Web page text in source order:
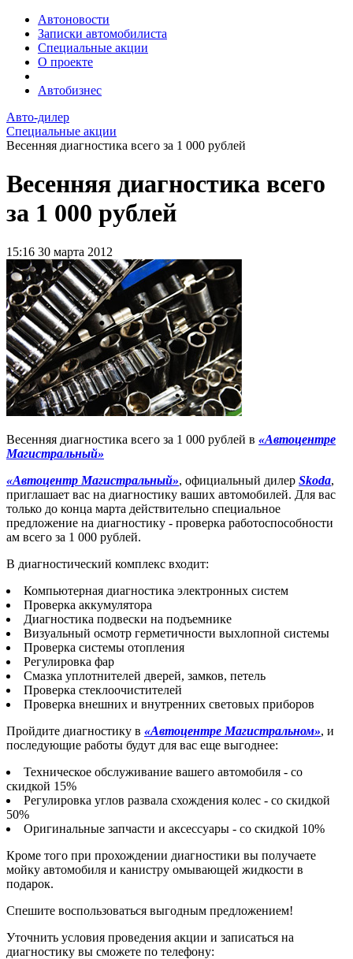
Автоновости
Записки автомобилиста
Специальные акции
О проекте
Автобизнес
Авто-дилер
Специальные акции
Весенняя диагностика всего за 1 000 рублей
Весенняя диагностика всего
за 1 000 рублей
15:16 30 марта 2012
Весенняя диагностика всего за 1 000 рублей в «Автоцентре
Магистральный»
«Автоцентр Магистральный», официальный дилер Skoda,
приглашает вас на диагностику ваших автомобилей. Для вас
только до конца марта действительно специальное
предложение на диагностику - проверка работоспособности
ам всего за 1 000 рублей.
В диагностический комплекс входит:
Компьютерная диагностика электронных систем
Проверка аккумулятора
Диагностика подвески на подъемнике
Визуальный осмотр герметичности выхлопной системы
Проверка системы отопления
Регулировка фар
Смазка уплотнителей дверей, замков, петель
Проверка стеклоочистителей
Проверка внешних и внутренних световых приборов
Пройдите диагностику в «Автоцентре Магистральном», и
последующие работы будут для вас еще выгоднее:
Техническое обслуживание вашего автомобиля - со
скидкой 15%
Регулировка углов развала схождения колес - со скидкой
50%
Оригинальные запчасти и аксессуары - со скидкой 10%
Кроме того при прохождении диагностики вы получаете
мойку автомобиля и канистру омывающей жидкости в
подарок.
Спешите воспользоваться выгодным предложением!
Уточнить условия проведения акции и записаться на
диагностику вы сможете по телефону: